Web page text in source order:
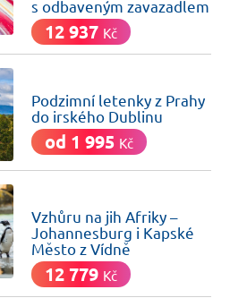
s odbaveným zavazadlem
12 937 Kč
Podzimní letenky z Prahy
do irského Dublinu
od 1 995 Kč
Vzhůru na jih Afriky –
Johannesburg i Kapské
Město z Vídně
12 779 Kč